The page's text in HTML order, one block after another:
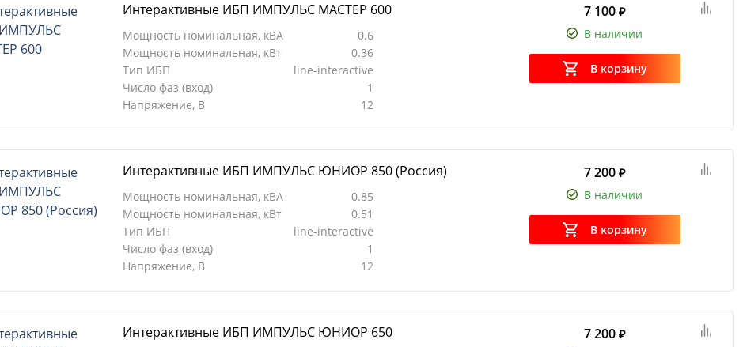
Интерактивные ИБП ИМПУЛЬС МАСТЕР 600
Мощность номинальная, кВА
0.6
Мощность номинальная, кВт
0.36
Тип ИБП
line-interactive
Число фаз (вход)
1
Напряжение, В
12
7 100₽
В наличии
В корзину
Интерактивные ИБП ИМПУЛЬС ЮНИОР 850 (Россия)
Мощность номинальная, кВА
0.85
Мощность номинальная, кВт
0.51
Тип ИБП
line-interactive
Число фаз (вход)
1
Напряжение, В
12
7 200₽
В наличии
В корзину
Интерактивные ИБП ИМПУЛЬС ЮНИОР 650 7 200₽